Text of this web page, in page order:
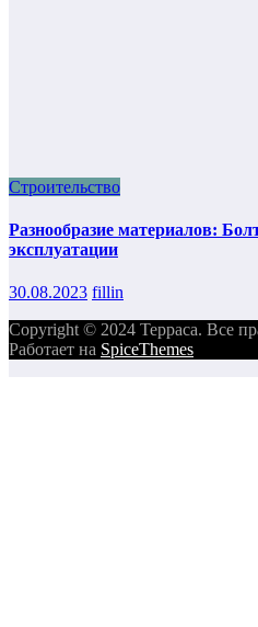
Строительство
Разнообразие материалов:
эксплуатации
30.08.2023 fillin
Copyright © 2024 Терраса. Все
Работает на SpiceThemes